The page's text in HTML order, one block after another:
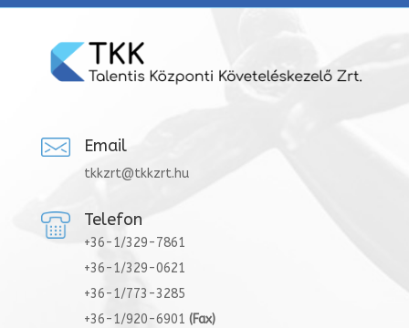
Email
tkkzrt@tkkzrt.hu
Telefon
+36-1/329-7861
+36-1/329-0621
+36-1/773-3285
+36-1/920-6901 (Fax)